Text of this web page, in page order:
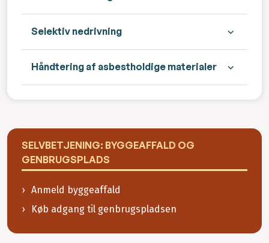
Selektiv nedrivning
Håndtering af asbestholdige materialer
SELVBETJENING: BYGGEAFFALD OG
GENBRUGSPLADS
Anmeld byggeaffald
Køb adgang til genbrugspladsen